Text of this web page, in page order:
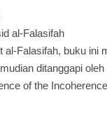
al-Falasifah
al-Falasifah, buku
ditanggapi
of the